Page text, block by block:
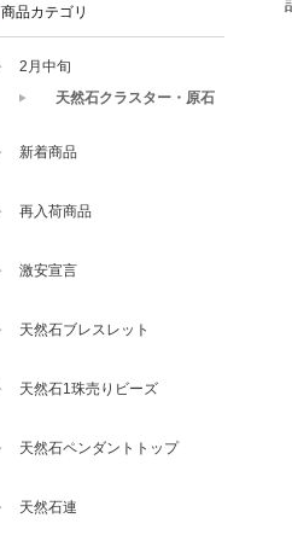
商品カテゴリ
2月中旬
天然石クラスター・原石
新着商品
再入荷商品
激安宣言
天然石ブレスレット
天然石1珠売りビーズ
天然石ペンダントトップ
天然石連